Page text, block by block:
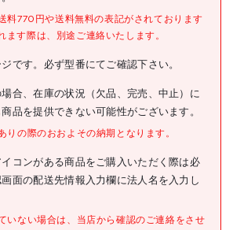
●明るさ(lm):810
●光源色:電球色
●全長(mm):101
●口金:E26
●定格寿命(時間):40000
●電源(V):単相100
●配光角度(°):260
●配光角:260°
●ナイロン
料770円や送料無料の表記がされております
ます際は、別途ご連絡いたします。
です。必ず型番にてご確認下さい。
合、在庫の状況（欠品、完売、中止）に
品を提供できない可能性がございます。
の際のおおよその納期となります。
イコンがある商品をご購入いただく際は必
面の配送先情報入力欄に法人名を入力し
いない場合は、当店から確認のご連絡をさせ